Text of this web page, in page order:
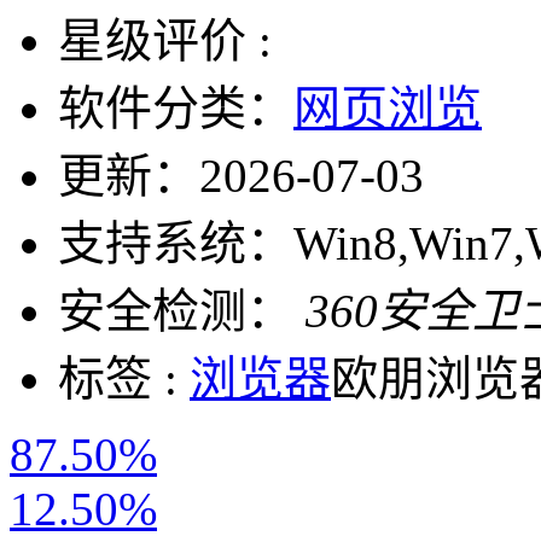
星级评价 :
软件分类：
网页浏览
更新： 2026-07-03
支持系统：
安全检测：
360安全卫
标签 : 浏览器欧朋浏览
87.50%
12.50%